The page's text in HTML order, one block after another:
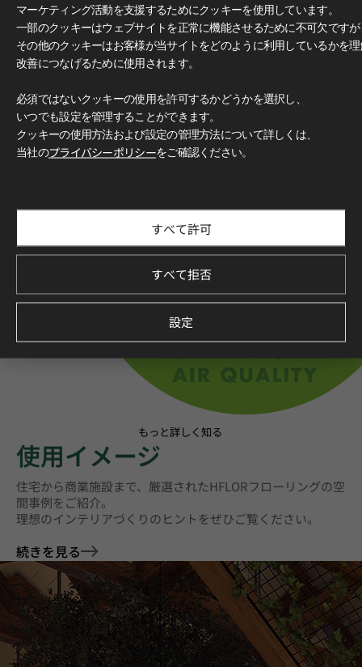
もっと詳しく知る
使用イメージ
住宅から商業施設まで、厳選されたHFLORフローリングの空
間事例をご紹介。
理想のインテリアづくりのヒントをぜひご覧ください。
続きを見る
マーケティング活動を支援するためにクッキーを使用しています。
一部のクッキーはウェブサイトを正常に機能させるために不可欠です
その他のクッキーはお客様が当サイトをどのように利用しているかを
改善につなげるために使用されます。
必須ではないクッキーの使用を許可するかどうかを選択し、
いつでも設定を管理することができます。
クッキーの使用方法および設定の管理方法について詳しくは、
当社のプライバシーポリシーをご確認ください。
すべて許可
すべて拒否
設定